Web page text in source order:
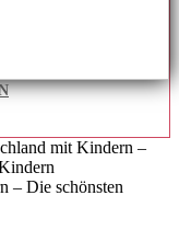
mit Kindern –